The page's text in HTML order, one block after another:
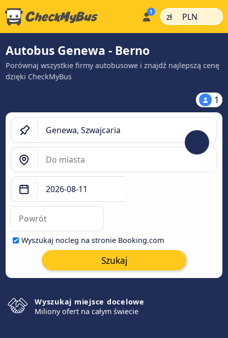
zł | PLN |
Autobus Genewa - Berno
Porównaj wszystkie firmy autobusowe i znajdź najlepszą cenę
dzięki CheckMyBus
1
Wyszukaj nocleg na stronie Booking.com
Szukaj
Wyszukaj miejsce docelowe
Miliony ofert na całym świecie